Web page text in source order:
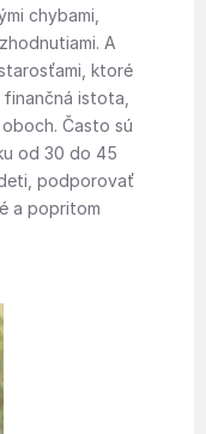
chybami,
A
ktoré
istota,
Často sú
od 30 do 45
podporovať
a popritom